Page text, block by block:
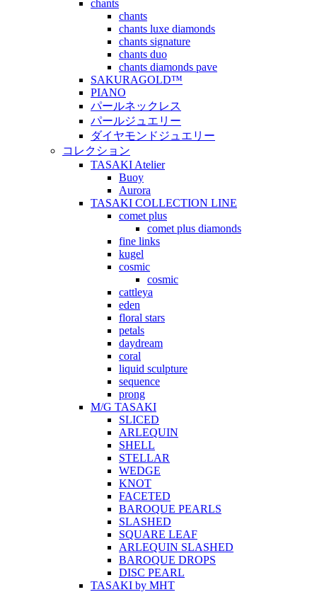
chants
chants
chants luxe diamonds
chants signature
chants duo
chants diamonds pave
SAKURAGOLD™
PIANO
パールネックレス
パールジュエリー
ダイヤモンドジュエリー
コレクション
TASAKI Atelier
Buoy
Aurora
TASAKI COLLECTION LINE
comet plus
comet plus diamonds
fine links
kugel
cosmic
cosmic
cattleya
eden
floral stars
petals
daydream
coral
liquid sculpture
sequence
prong
M/G TASAKI
SLICED
ARLEQUIN
SHELL
STELLAR
WEDGE
KNOT
FACETED
BAROQUE PEARLS
SLASHED
SQUARE LEAF
ARLEQUIN SLASHED
BAROQUE DROPS
DISC PEARL
TASAKI by MHT